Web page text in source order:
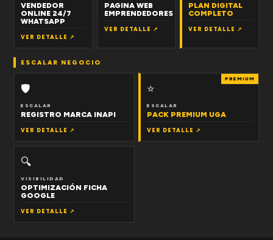
VENDEDOR
ONLINE 24/7
WHATSAPP
VER DETALLE ↗
PAGINA WEB
EMPRENDEDORES
VER DETALLE ↗
PLAN DIGITAL
COMPLETO
VER DETALLE ↗
ESCALAR NEGOCIO
🛡
ESCALAR
REGISTRO MARCA INAPI
VER DETALLE ↗
PREMIUM
⭐
ESCALAR
PACK PREMIUM UGA
VER DETALLE ↗
🔍
VISIBILIDAD
OPTIMIZACIÓN FICHA
GOOGLE
VER DETALLE ↗